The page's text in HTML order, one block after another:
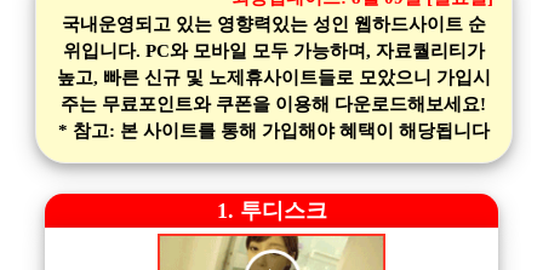
국내운영되고 있는 영향력있는 성인 웹하드사이트 순
위입니다. PC와 모바일 모두 가능하며, 자료퀄리티가
높고, 빠른 신규 및 노제휴사이트들로 모았으니 가입시
주는 무료포인트와 쿠폰을 이용해 다운로드해보세요!
* 참고: 본 사이트를 통해 가입해야 혜택이 해당됩니다
1. 투디스크